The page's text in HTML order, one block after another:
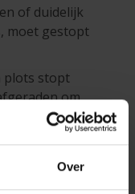
Over
of duidelijk
moet gestopt
plots stopt
om
iemand net